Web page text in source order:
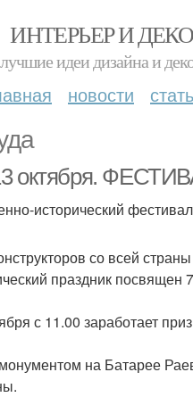
ИНТЕРЬЕР И
лучшие идеи дизайна и
новости
октября.
исторический
со всей
праздник
с 11.00 заработает
на Батарее